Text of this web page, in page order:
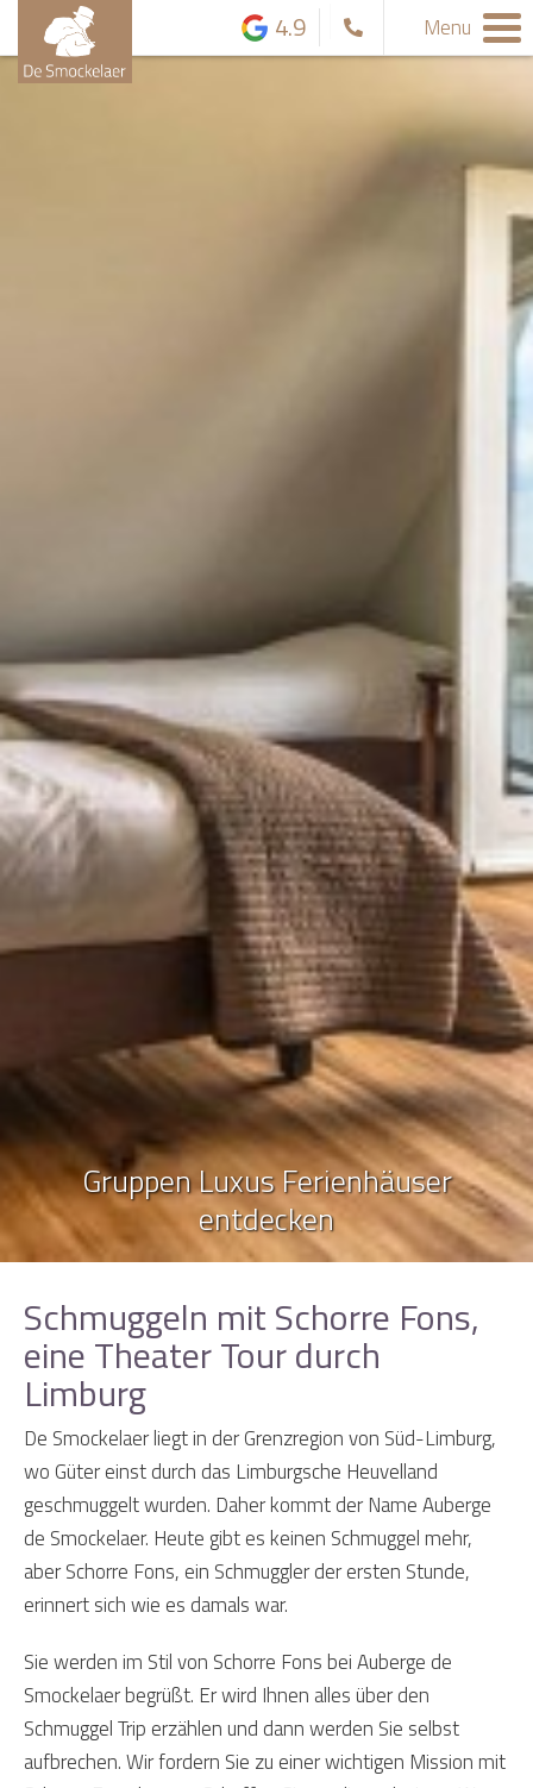
4.9 Menu
Gruppen Luxus Ferienhäuser
entdecken
Schmuggeln mit Schorre Fons,
eine Theater Tour durch
Limburg
De Smockelaer liegt in der Grenzregion von Süd-Limburg,
wo Güter einst durch das Limburgsche Heuvelland
geschmuggelt wurden. Daher kommt der Name Auberge
de Smockelaer. Heute gibt es keinen Schmuggel mehr,
aber Schorre Fons, ein Schmuggler der ersten Stunde,
erinnert sich wie es damals war.
Sie werden im Stil von Schorre Fons bei Auberge de
Smockelaer begrüßt. Er wird Ihnen alles über den
Schmuggel Trip erzählen und dann werden Sie selbst
aufbrechen. Wir fordern Sie zu einer wichtigen Mission mit